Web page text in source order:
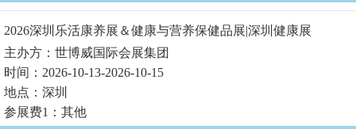
2026深圳乐活康养展＆健康与营养保健品展|深圳健康展
主办方：世博威国际会展集团
时间：2026-10-13-2026-10-15
地点：深圳
参展费1：其他